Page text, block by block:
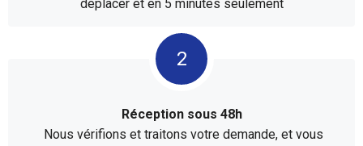
déplacer et en 5 minutes seulement
Réception sous 48h
Nous vérifions et traitons votre demande, et vous